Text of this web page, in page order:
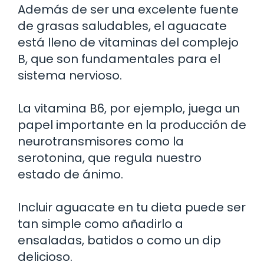
Además de ser una excelente fuente
de grasas saludables, el aguacate
está lleno de vitaminas del complejo
B, que son fundamentales para el
sistema nervioso.
La vitamina B6, por ejemplo, juega un
papel importante en la producción de
neurotransmisores como la
serotonina, que regula nuestro
estado de ánimo.
Incluir aguacate en tu dieta puede ser
tan simple como añadirlo a
ensaladas, batidos o como un dip
delicioso.